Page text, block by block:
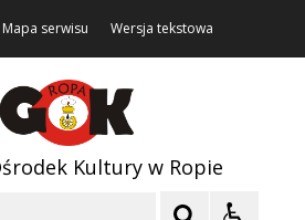
Mapa serwisu Wersja tekstowa
Kultury w Ropie